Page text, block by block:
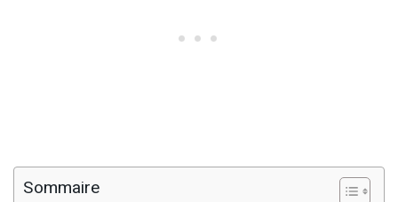
Sommaire